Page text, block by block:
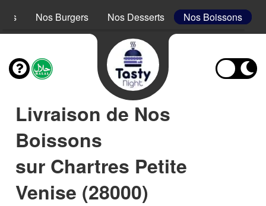
Nos Burgers Nos Desserts Nos Boissons
Livraison de Nos
Boissons
sur Chartres Petite
Venise (28000)